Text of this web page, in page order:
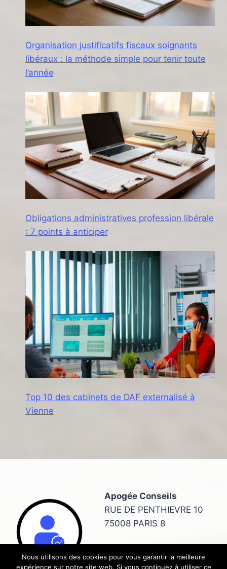
Organisation justificatifs fiscaux soignants
libéraux : la méthode simple pour tenir toute
l’année
Obligations administratives profession libérale
: 7 points à anticiper
Top 10 des cabinets de DAF externalisé à
Vienne
Apogée Conseils
RUE DE PENTHIEVRE 10
75008 PARIS 8
Rapport d'étonnement
assemblée générale,DAS2
Nous utilisons des cookies pour vous garantir la meilleure
expérience sur notre site web. Si vous continuez à utiliser ce